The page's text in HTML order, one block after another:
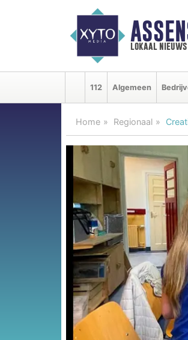
lokaal nieuws
112 Algemeen
Home Regionaal